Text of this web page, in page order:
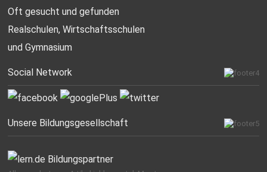
Oft gesucht und gefunden
Realschulen,Wirtschaftsschulen
und Gymnasium
Social Network
Unsere Bildungsgesellschaft